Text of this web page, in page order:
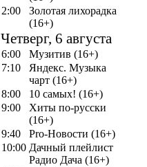
2:00
Золотая лихорадка
(16+)
Четверг, 6 августа
6:00
Музитив (16+)
7:10
Яндекс. Музыка
чарт (16+)
8:00
10 самых! (16+)
9:00
Хиты по-русски
(16+)
9:40
Pro-Новости (16+)
10:00 Дачный плейлист
Радио Дача (16+)